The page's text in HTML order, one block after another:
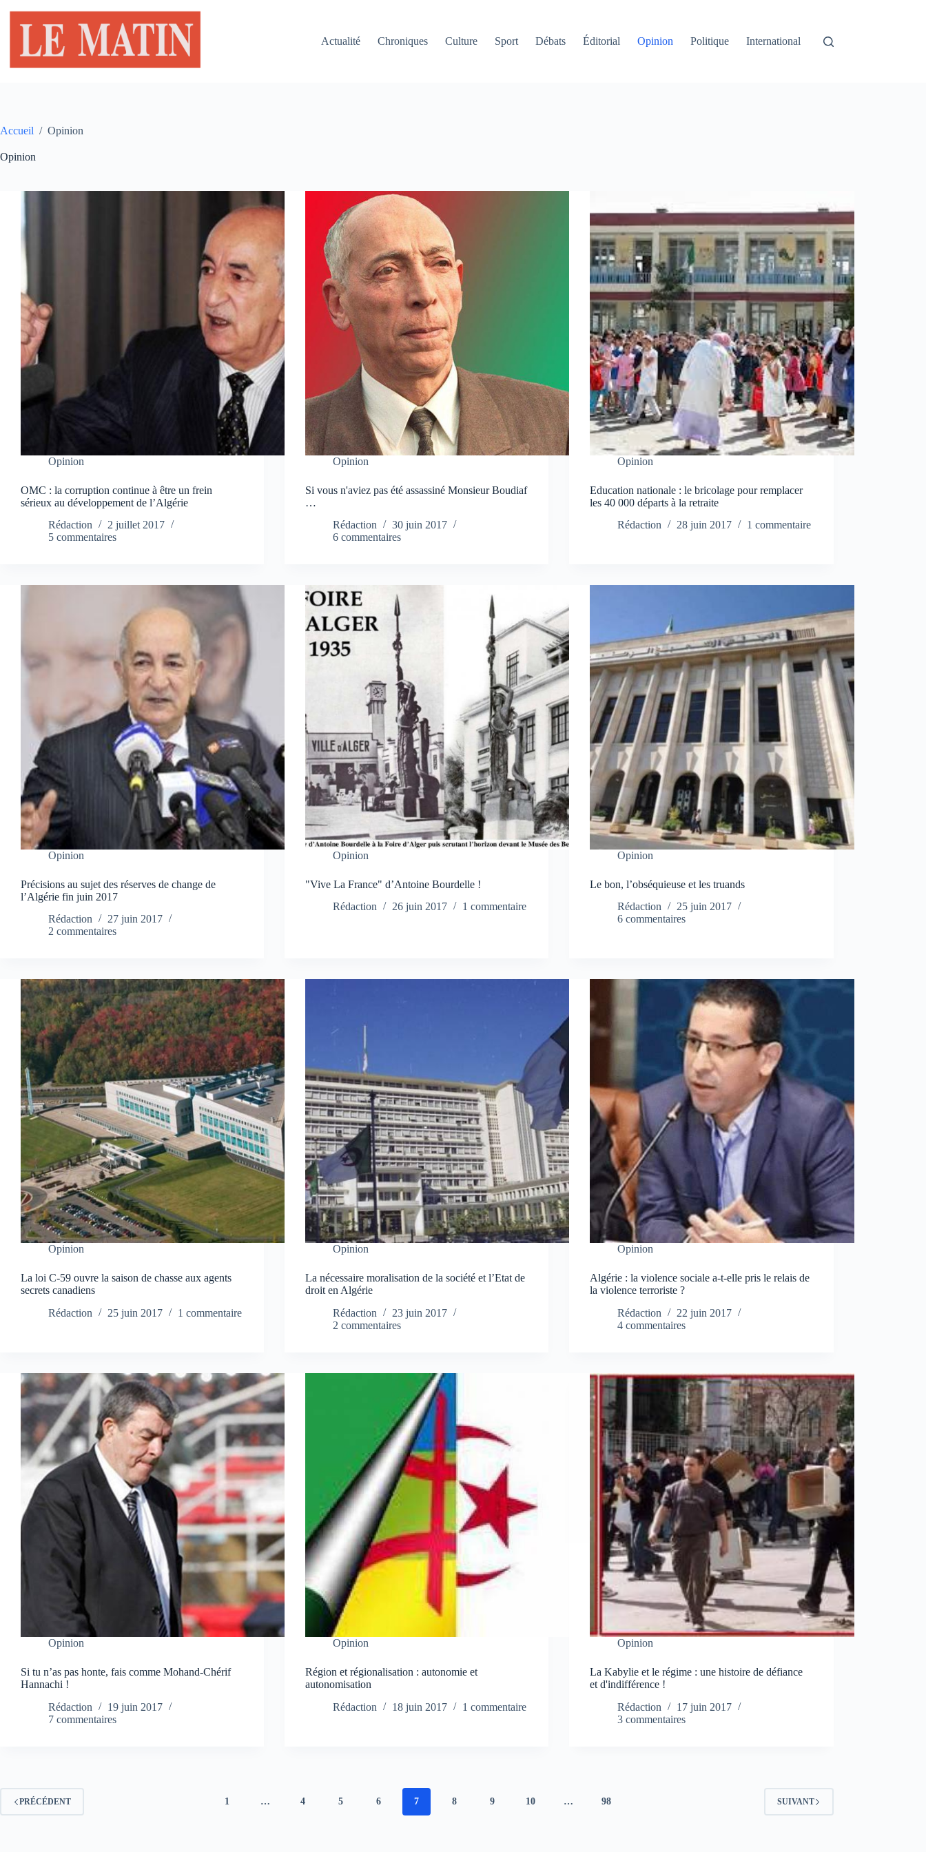
contenu
Actualité
Chroniques Culture Sport Débats Éditorial Opinion Politique International
Accueil / Opinion
Opinion
Opinion
OMC : la corruption continue à être un frein
sérieux au développement de l’Algérie
Rédaction
2 juillet 2017
5 commentaires
Opinion
Si vous n'aviez pas été assassiné Monsieur Boudiaf
…
Rédaction
30 juin 2017
6 commentaires
Opinion
Education nationale : le bricolage pour remplacer
les 40 000 départs à la retraite
Rédaction
28 juin 2017 1 commentaire
Opinion
Précisions au sujet des réserves de change de
l’Algérie fin juin 2017
Rédaction
27 juin 2017
2 commentaires
Opinion
"Vive La France" d’Antoine Bourdelle !
Rédaction
26 juin 2017 1 commentaire
Opinion
Le bon, l’obséquieuse et les truands
Rédaction
25 juin 2017
6 commentaires
Opinion
La loi C-59 ouvre la saison de chasse aux agents
secrets canadiens
Rédaction
25 juin 2017 1 commentaire
Opinion
La nécessaire moralisation de la société et l’Etat de
droit en Algérie
Rédaction
23 juin 2017
2 commentaires
Opinion
Algérie : la violence sociale a-t-elle pris le relais de
la violence terroriste ?
Rédaction
22 juin 2017
4 commentaires
Opinion
Si tu n’as pas honte, fais comme Mohand-Chérif
Hannachi !
Rédaction
19 juin 2017
7 commentaires
Opinion
Région et régionalisation : autonomie et
autonomisation
Rédaction
18 juin 2017 1 commentaire
Opinion
La Kabylie et le régime : une histoire de défiance
et d'indifférence !
Rédaction
17 juin 2017
3 commentaires
PRÉCÉDENT 1 … 4 5 6 7 8 9 10 … 98 SUIVANT